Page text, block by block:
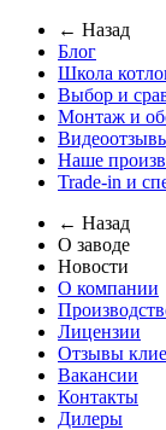
← Назад
Блог
Школа
Выбор и
Монтаж и
Наше
Trade-in и
← Назад
О заводе
Новости
О компании
Лицензии
Отзывы
Вакансии
Контакты
Дилеры